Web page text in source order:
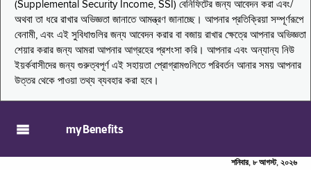
(Supplemental Security Income, SSI) বেনিফিটের জন্য আবেদন করা এবং/
অথবা তা ধরে রাখার অভিজ্ঞতা জানাতে আমন্ত্রণ জানাচ্ছে। আপনার প্রতিক্রিয়া সম্পূর্ণরূপে
বেনামী, এবং এই সুবিধাগুলির জন্য আবেদন করার বা বজায় রাখার ক্ষেত্রে আপনার অভিজ্ঞতা
শেয়ার করার জন্য আমরা আপনার আগ্রহের প্রশংসা করি। আপনার এবং অন্যান্য নিউ
ইয়র্কবাসীদের জন্য গুরুত্বপূর্ণ এই সহায়তা প্রোগ্রামগুলিতে পরিবর্তন আনার সময় আপনার
উত্তর থেকে পাওয়া তথ্য ব্যবহার করা হবে।
myBenefits
শনিবার, ৮ আগস্ট, ২০২৬